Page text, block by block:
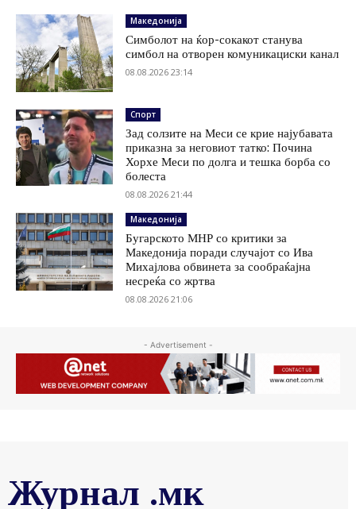
Македонија
Симболот на ќор-сокакот станува
симбол на отворен комуникациски канал
08.08.2026 23:14
Спорт
Зад солзите на Меси се крие најубавата
приказна за неговиот татко: Почина
Хорхе Меси по долга и тешка борба со
болеста
08.08.2026 21:44
Македонија
Бугарското МНР со критики за
Македонија поради случајот со Ива
Михајлова обвинета за сообраќајна
несреќа со жртва
08.08.2026 21:06
- Advertisement -
Журнал .мк